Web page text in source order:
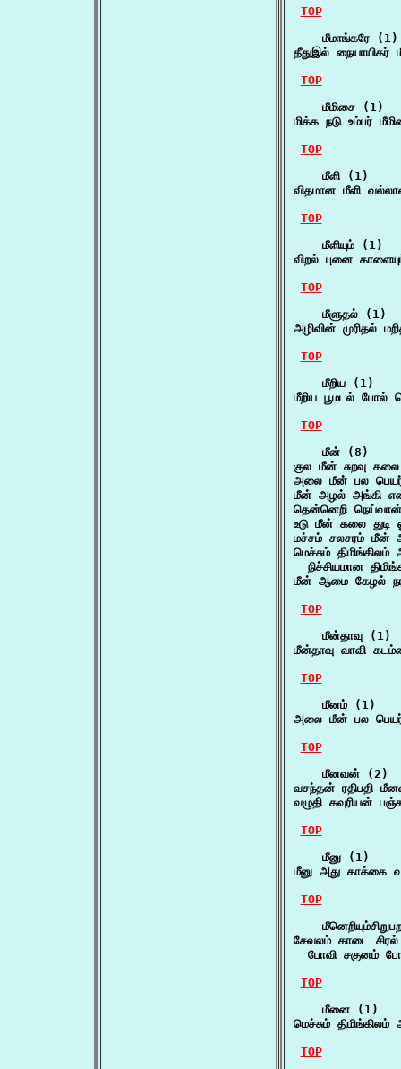
TOP
    மீமாங்கரே (1)
தீதுஇல் நையாயிகர்
TOP
    மீமிசை (1)
மிக்க நடு உம்பர்
TOP
    மீளி (1)
விதமான மீளி
TOP
    மீளியும் (1)
விறல் புனை
TOP
    மீளுதல் (1)
அழிவின் முரிதல்
TOP
    மீறிய (1)
மீறிய பூமடல் போல்
TOP
    மீன் (8)
குல மீன் சுறவு
அலை மீன் பல
மீன் அழல் அங்கி
தென்னெறி
உடு மீன் கலை
மச்சம் சலசரம் மீன்
மெச்சும்
நிச்சியமான
மீன் ஆமை கேழல்
TOP
    மீன்தாவு (1)
மீன்தாவு வாவி
TOP
    மீனம் (1)
அலை மீன் பல
TOP
    மீனவன் (2)
வசந்தன் ரதிபதி
வழுதி
TOP
    மீனு (1)
மீனு அது காக்கை
TOP
சேவலம் காடை சிரல்
போவி சகுனம்
TOP
    மீனை (1)
மெச்சும்
TOP